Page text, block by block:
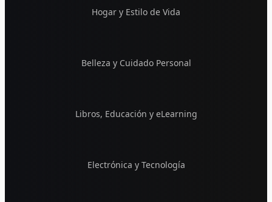
Hogar y Estilo de Vida
Belleza y Cuidado Personal
Libros, Educación y eLearning
Electrónica y Tecnología